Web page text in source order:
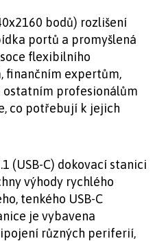
bodů) rozlišení
portů a promyšlená
flexibilního
finančním expertům,
ostatním profesionálům
co potřebují k jejich
(USB-C) dokovací stanici
výhody rychlého
tenkého USB-C
je vybavena
různých periferií,